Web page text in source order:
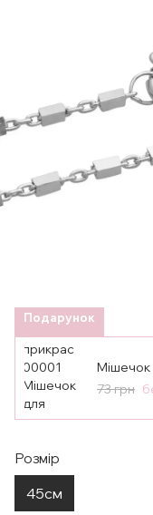
Подарунок
Мішечок
73 грн
Розмір
45см